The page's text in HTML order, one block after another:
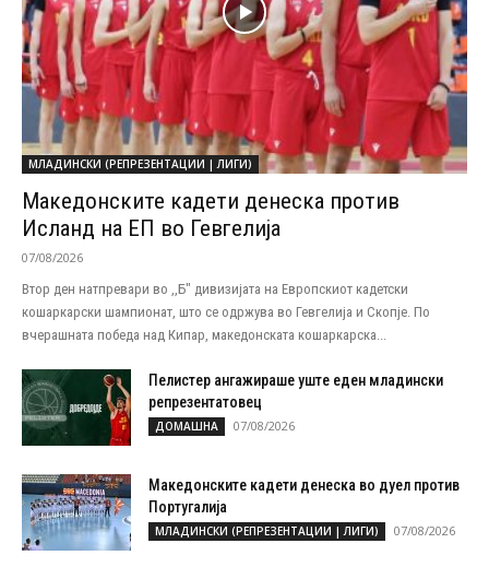
МЛАДИНСКИ (РЕПРЕЗЕНТАЦИИ | ЛИГИ)
Македонските кадети денеска против
Исланд на ЕП во Гевгелија
07/08/2026
Втор ден натпревари во ,,Б" дивизијата на Европскиот кадетски
кошаркарски шампионат, што се одржува во Гевгелија и Скопје. По
вчерашната победа над Кипар, македонската кошаркарска...
Пелистер ангажираше уште еден младински
репрезентатовец
ДОМАШНА 07/08/2026
Македонските кадети денеска во дуел против
Португалија
МЛАДИНСКИ (РЕПРЕЗЕНТАЦИИ | ЛИГИ) 07/08/2026